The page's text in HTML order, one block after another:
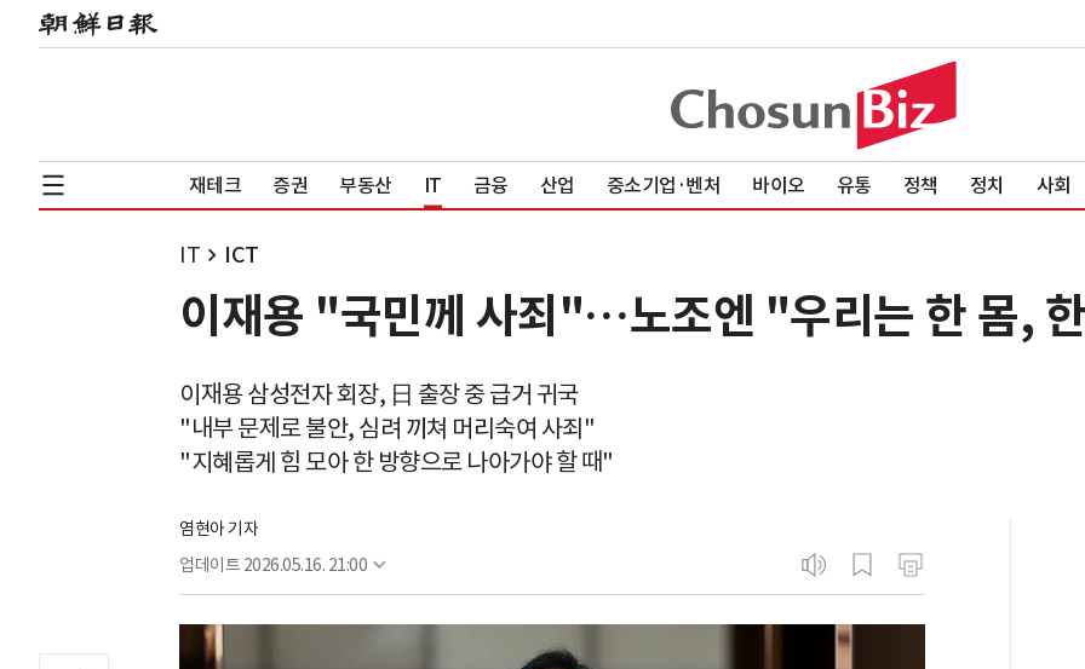
재테크 증권 부동산 IT 금융 산업 중소기업·벤처 바이오 유통 정책 정치 사회
IT ICT
이재용 "국민께 사죄"…노조엔 "우리는 한 몸,
이재용 삼성전자 회장, 日 출장 중 급거 귀국
"내부 문제로 불안, 심려 끼쳐 머리숙여 사죄"
"지혜롭게 힘 모아 한 방향으로 나아가야 할 때"
염현아 기자
업데이트 2026.05.16. 21:00